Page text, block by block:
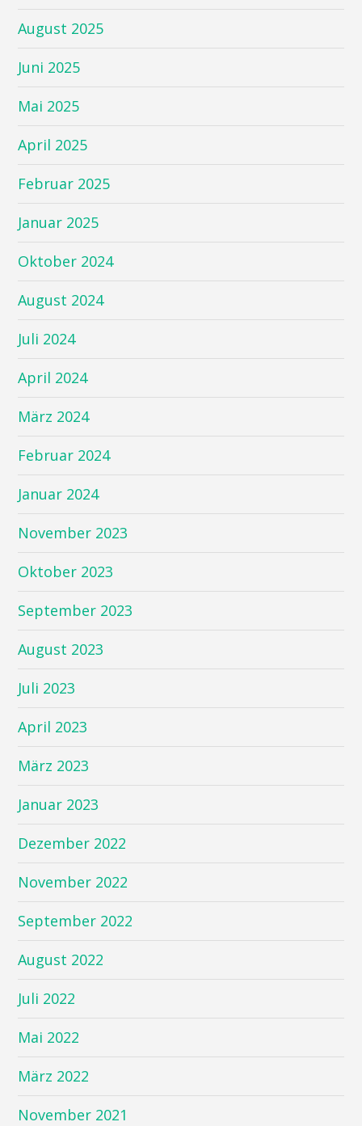
August 2025
Juni 2025
Mai 2025
April 2025
Februar 2025
Januar 2025
Oktober 2024
August 2024
Juli 2024
April 2024
März 2024
Februar 2024
Januar 2024
November 2023
Oktober 2023
September 2023
August 2023
Juli 2023
April 2023
März 2023
Januar 2023
Dezember 2022
November 2022
September 2022
August 2022
Juli 2022
Mai 2022
März 2022
November 2021